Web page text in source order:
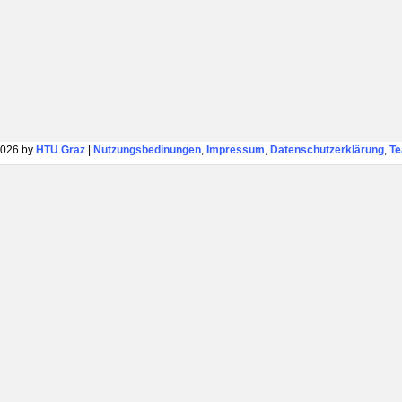
by HTU Graz| Nutzungsbedinungen, Impressum, Datenschutzerklärung,